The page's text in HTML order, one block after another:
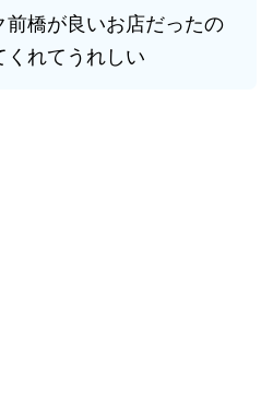
前橋が良いお店だったの
くれてうれしい